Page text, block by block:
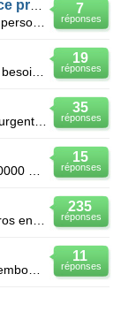
7
réponses
19
réponses
35
réponses
15
réponses
235
réponses
11
réponses